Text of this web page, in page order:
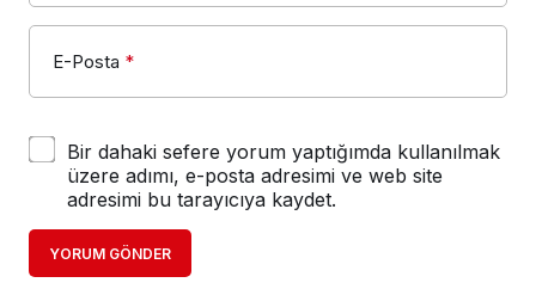
E-Posta *
Bir dahaki sefere yorum yaptığımda kullanılmak
üzere adımı, e-posta adresimi ve web site
adresimi bu tarayıcıya kaydet.
YORUM GÖNDER